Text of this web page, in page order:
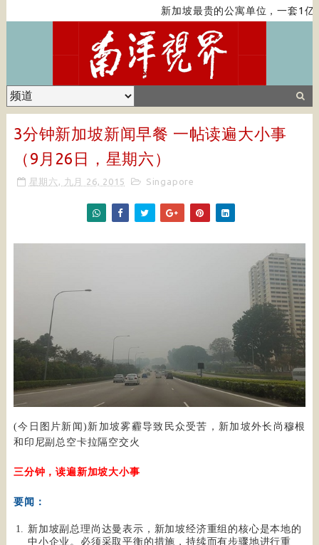
新加坡最贵的公寓单位，一套1亿
3分钟新加坡新闻早餐 一帖读遍大小事
（9月26日，星期六）
星期六, 九月 26, 2015 Singapore
(今日图片新闻)新加坡雾霾导致民众受苦，新加坡外长尚穆根
和印尼副总空卡拉隔空交火
三分钟，读遍新加坡大小事
要闻：
新加坡副总理尚达曼表示，新加坡经济重组的核心是本地的
中小企业。必须采取平衡的措施，持续而有步骤地进行重